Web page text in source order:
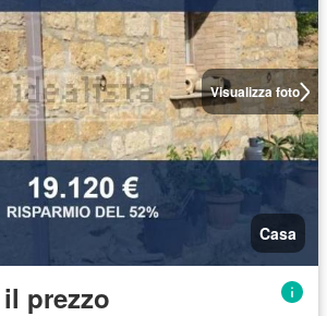
Visualizza foto
Casa
prezzo